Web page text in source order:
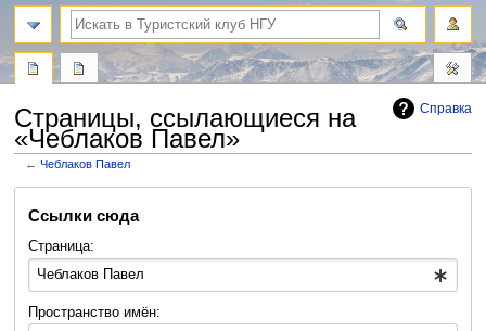
Справка
Страницы, ссылающиеся на
«Чеблаков Павел»
←Чеблаков Павел
Ссылки сюда
Страница:
Пространство имён:
поиск